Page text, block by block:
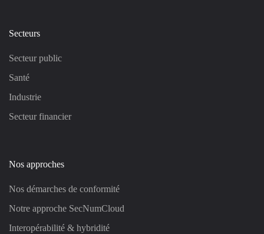
Secteurs
Secteur public
Santé
Industrie
Secteur financier
Nos approches
Nos démarches de conformité
Notre approche SecNumCloud
Interopérabilité & hybridité